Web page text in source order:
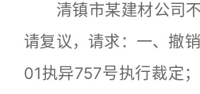
清镇市某建材公司不
请复议，请求：一、撤
01执异757号执行裁定